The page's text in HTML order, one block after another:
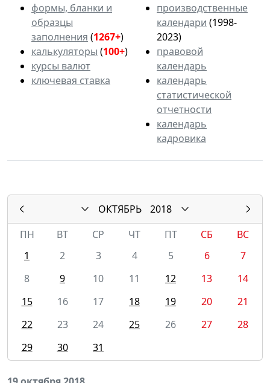
формы, бланки и
образцы
заполнения (1267+)
калькуляторы (100+)
курсы валют
ключевая ставка
производственные
календари (1998-
2023)
правовой
календарь
календарь
статистической
отчетности
календарь
кадровика
ОКТЯБРЬ
2018
ПН
ВТ СР ЧТ ПТ СБ
ВС
1
2 3 4 5 6
7
8
9 10 11 12 13
14
15
16 17 18 19 20
21
22
23 24 25 26 27
28
29
30 31